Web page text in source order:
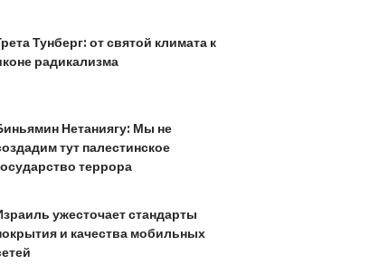
Тунберг: от святой климата к
радикализма
Нетаниягу: Мы не
тут палестинское
террора
ужесточает стандарты
и качества мобильных